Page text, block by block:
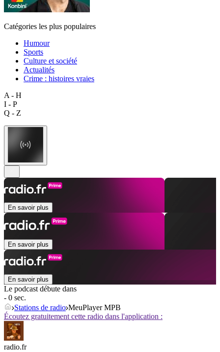
Catégories les plus populaires
Humour
Sports
Culture et société
Actualités
Crime : histoires vraies
A - H
I - P
Q - Z
En savoir plus
En savoir plus
En savoir plus
Le podcast débute dans
- 0 sec.
Stations de radio MeuPlayer MPB
Écoutez gratuitement cette radio dans l'application :
radio.fr